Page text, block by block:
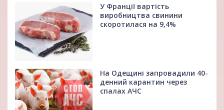
У Франції вартість
виробництва свинини
скоротилася на 9,4%
На Одещині запровадили 40-
денний карантин через
спалах АЧС